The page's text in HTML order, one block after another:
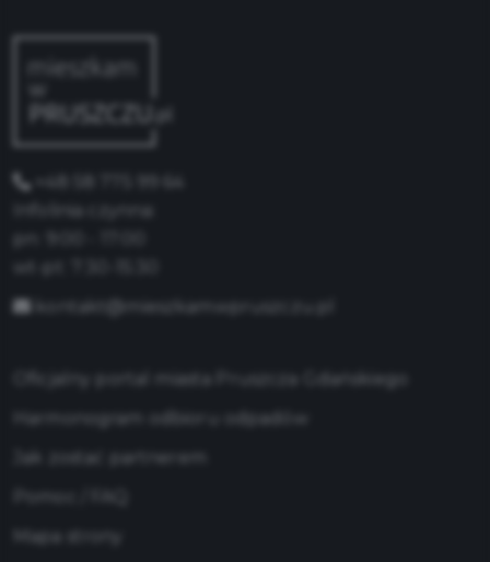
+48 58 775 99 64
Infolinia czynna:
kontakt@mieszkamwpruszczu.pl
Oficjalny portal miasta Pruszcza Gdańskiego
Harmonogram odbioru odpadów
Jak zostać partnerem
Mapa strony